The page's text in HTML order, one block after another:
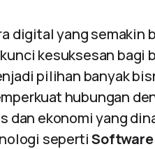
digital yang semakin
kesuksesan bagi
pilihan banyak
hubungan
dan ekonomi yang
sepertiSoftware